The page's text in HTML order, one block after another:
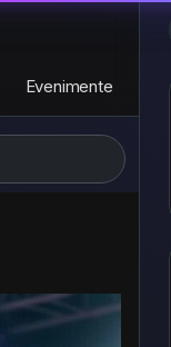
Evenimente